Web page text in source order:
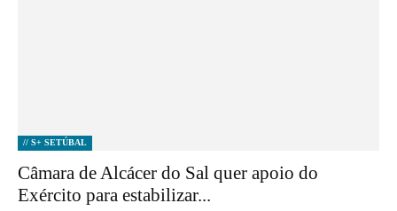
// S+ SETÚBAL
Câmara de Alcácer do Sal quer apoio do
Exército para estabilizar...